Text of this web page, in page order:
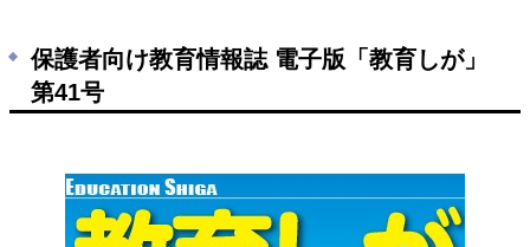
保護者向け教育情報誌 電子版「教育しが」
第41号